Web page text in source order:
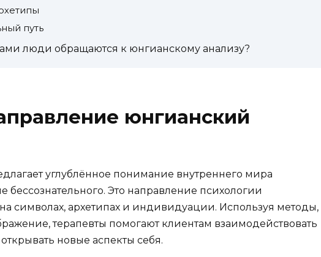
путь
люди обращаются к юнгианскому анализу?
юнгианский
углублённое понимание внутреннего мира
бессознательного. Это направление психологии
символах, архетипах и индивидуации. Используя методы,
терапевты помогают клиентам взаимодействовать
новые аспекты себя.